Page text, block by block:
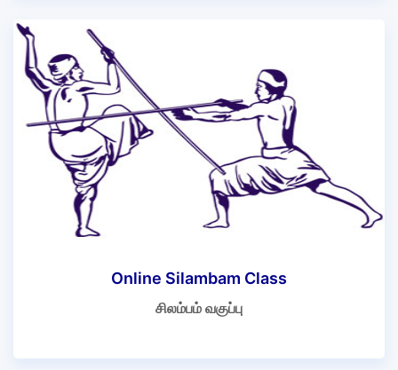
Online Silambam Class
சிலம்பம் வகுப்பு